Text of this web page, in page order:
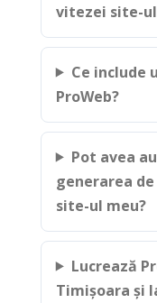
vitezei site-
Ce include
ProWeb?
Pot avea
generarea
site-ul meu?
Lucrează
Timișoara și